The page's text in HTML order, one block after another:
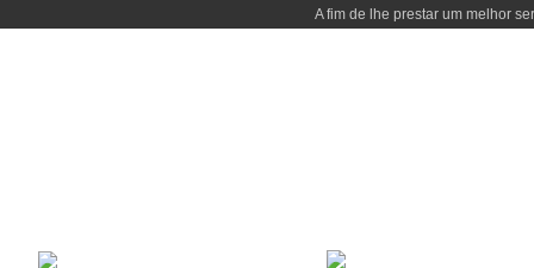
A fim de lhe prestar um melhor